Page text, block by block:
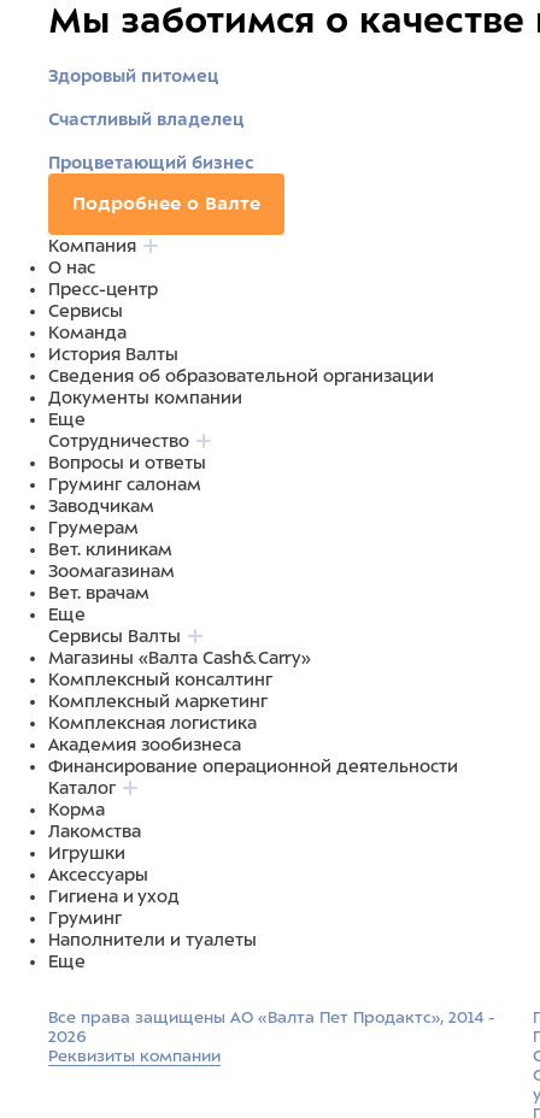
Мы заботимся о качестве
Здоровый питомец
Счастливый владелец
Процветающий бизнес
Подробнее о Валте
Компания
О нас
Пресс-центр
Сервисы
Команда
История Валты
Сведения об образовательной организации
Документы компании
Еще
Сотрудничество
Вопросы и ответы
Груминг салонам
Заводчикам
Грумерам
Вет. клиникам
Зоомагазинам
Вет. врачам
Еще
Сервисы Валты
Магазины «Валта Cash&Carry»
Комплексный консалтинг
Комплексный маркетинг
Комплексная логистика
Академия зообизнеса
Финансирование операционной деятельности
Каталог
Корма
Лакомства
Игрушки
Аксессуары
Гигиена и уход
Груминг
Наполнители и туалеты
Еще
Все права защищены АО «Валта Пет Продактс», 2014 -
2026
Реквизиты компании